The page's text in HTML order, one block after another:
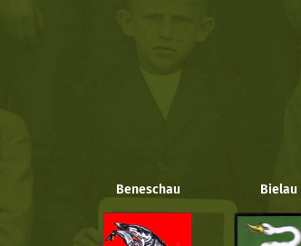
Beneschau Bielau